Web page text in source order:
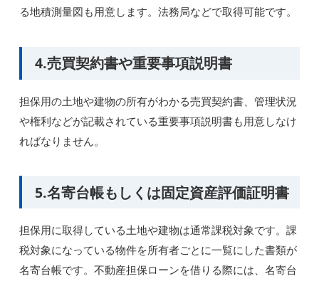
る地積測量図も用意します。法務局などで取得可能です。
4.売買契約書や重要事項説明書
担保用の土地や建物の所有がわかる売買契約書、管理状況
や権利などが記載されている重要事項説明書も用意しなけ
ればなりません。
5.名寄台帳もしくは固定資産評価証明書
担保用に取得している土地や建物は通常課税対象です。課
税対象になっている物件を所有者ごとに一覧にした書類が
名寄台帳です。不動産担保ローンを借りる際には、名寄台